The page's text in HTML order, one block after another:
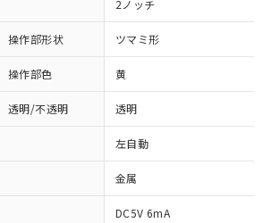
2ノッチ
操作部形状 ツマミ形
操作部色 黄
透明/不透明 透明
左自動
金属
DC5V 6mA